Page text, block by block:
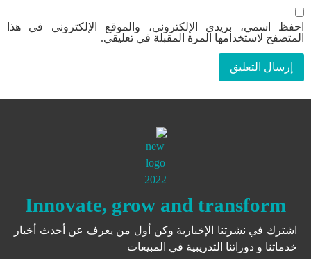
احفظ اسمي، بريدي الإلكتروني، والموقع الإلكتروني في هذا
المتصفح لاستخدامها المرة المقبلة في تعليقي.
Innovate, grow and transform
اشترك في نشرتنا الإخبارية وكن أول من يعرف عن أحدث أخبار
خدماتنا و دوراتنا التدريبية في المبيعات